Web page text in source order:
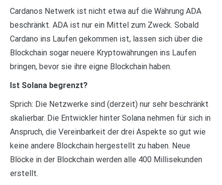
Cardanos Netwerk ist nicht etwa auf die Währung ADA
beschränkt. ADA ist nur ein Mittel zum Zweck. Sobald
Cardano ins Laufen gekommen ist, lassen sich über die
Blockchain sogar neuere Kryptowährungen ins Laufen
bringen, bevor sie ihre eigne Blockchain haben.
Ist Solana begrenzt?
Sprich: Die Netzwerke sind (derzeit) nur sehr beschränkt
skalierbar. Die Entwickler hinter Solana nehmen für sich in
Anspruch, die Vereinbarkeit der drei Aspekte so gut wie
keine andere Blockchain hergestellt zu haben. Neue
Blöcke in der Blockchain werden alle 400 Millisekunden
erstellt.